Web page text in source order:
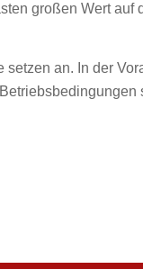
großen Wert auf
an. In der